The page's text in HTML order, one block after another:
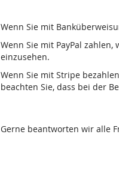
Wenn Sie mit
Wenn Sie mit PayPal
einzusehen.
Wenn Sie mit Stripe
beachten Sie, dass bei der
Gerne beantworten wir alle